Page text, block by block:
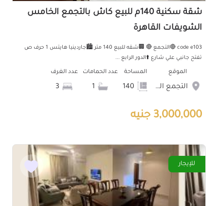
شقة سكنية 140م للبيع كاش بالتجمع الخامس
الشويفات القاهرة
code e103 🔴التجمع 🔴 🏢شقه للبيع 140 متر 🏙جاردينيا هايتس 1 حرف ص
تفتح جانبي علي شارع ⬆️الدور الرابع ...
الموقع
التجمع الخامس الشويفات
المساحة عدد الحمامات عدد الغرف
3,000,000 جنيه
للإيجار